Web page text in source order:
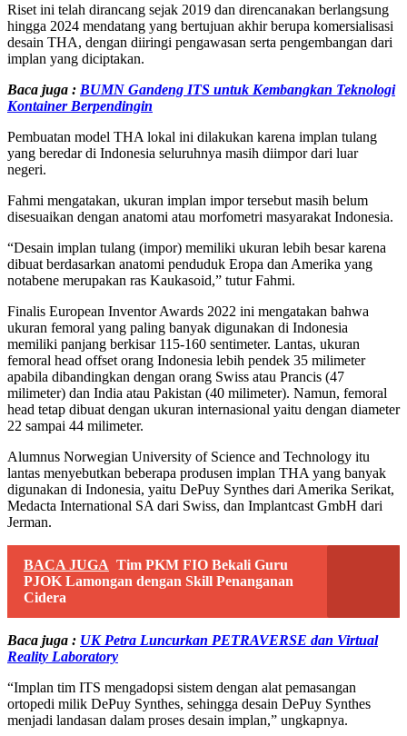
Riset ini telah dirancang sejak 2019 dan direncanakan berlangsung
hingga 2024 mendatang yang bertujuan akhir berupa komersialisasi
desain THA, dengan diiringi pengawasan serta pengembangan dari
implan yang diciptakan.
Baca juga : BUMN Gandeng ITS untuk Kembangkan Teknologi
Kontainer Berpendingin
Pembuatan model THA lokal ini dilakukan karena implan tulang
yang beredar di Indonesia seluruhnya masih diimpor dari luar
negeri.
Fahmi mengatakan, ukuran implan impor tersebut masih belum
disesuaikan dengan anatomi atau morfometri masyarakat Indonesia.
“Desain implan tulang (impor) memiliki ukuran lebih besar karena
dibuat berdasarkan anatomi penduduk Eropa dan Amerika yang
notabene merupakan ras Kaukasoid,” tutur Fahmi.
Finalis European Inventor Awards 2022 ini mengatakan bahwa
ukuran femoral yang paling banyak digunakan di Indonesia
memiliki panjang berkisar 115-160 sentimeter. Lantas, ukuran
femoral head offset orang Indonesia lebih pendek 35 milimeter
apabila dibandingkan dengan orang Swiss atau Prancis (47
milimeter) dan India atau Pakistan (40 milimeter). Namun, femoral
head tetap dibuat dengan ukuran internasional yaitu dengan diameter
22 sampai 44 milimeter.
Alumnus Norwegian University of Science and Technology itu
lantas menyebutkan beberapa produsen implan THA yang banyak
digunakan di Indonesia, yaitu DePuy Synthes dari Amerika Serikat,
Medacta International SA dari Swiss, dan Implantcast GmbH dari
Jerman.
BACA JUGA Tim PKM FIO Bekali Guru
PJOK Lamongan dengan Skill Penanganan
Cidera
Baca juga : UK Petra Luncurkan PETRAVERSE dan Virtual
Reality Laboratory
“Implan tim ITS mengadopsi sistem dengan alat pemasangan
ortopedi milik DePuy Synthes, sehingga desain DePuy Synthes
menjadi landasan dalam proses desain implan,” ungkapnya.